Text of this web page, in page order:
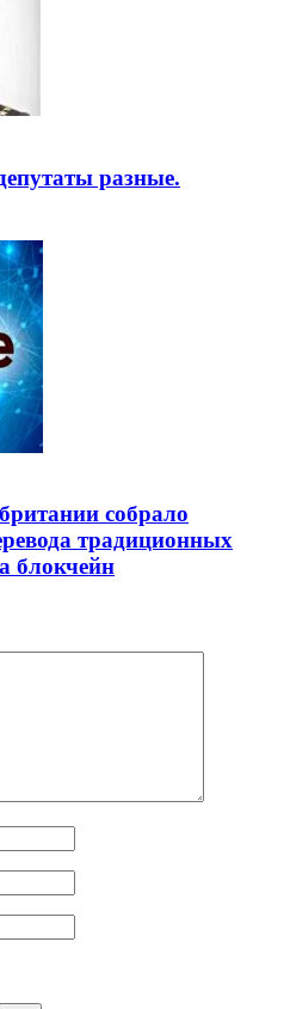
разные.
собрало
традиционных
блокчейн